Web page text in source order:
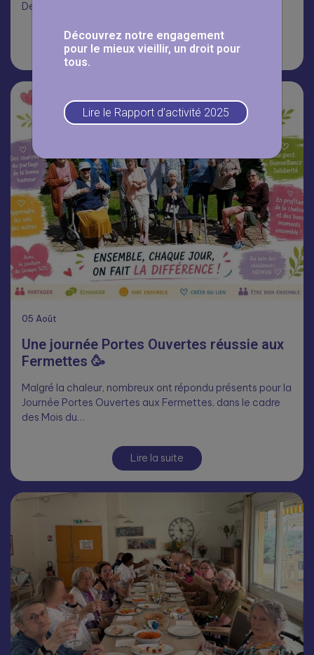
Depuis 2023, grâce…
Lire la suite
05 Août
Une journée Portes Ouvertes réussie aux
Fermettes 🥳
Malgré la chaleur, nombreux ont répondu présents pour la
Journée Portes Ouvertes aux Fermettes, dans le cadre
des Mois du…
Lire la suite
Découvrez notre engagement
pour le mieux vieillir, un droit pour
tous.
Lire le Rapport d’activité 2025